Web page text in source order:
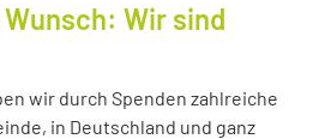
Wir sind
wir durch Spenden zahlreiche
in Deutschland und ganz